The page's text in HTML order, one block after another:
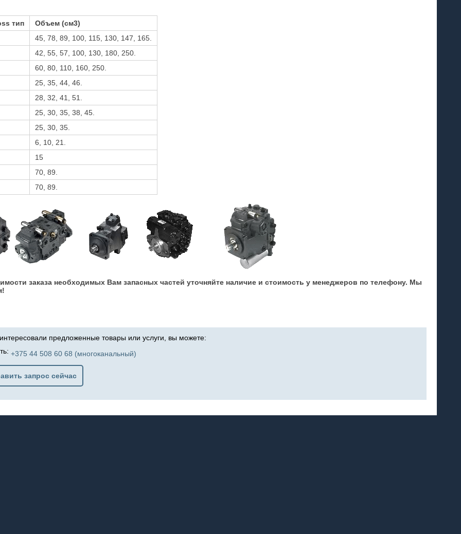
тип
Объем (см3)
45, 78, 89, 100, 115, 130, 147, 165.
42, 55, 57, 100, 130, 180, 250.
60, 80, 110, 160, 250.
25, 35, 44, 46.
28, 32, 41, 51.
25, 30, 35, 38, 45.
25, 30, 35.
6, 10, 21.
15
70, 89.
70, 89.
заказа необходимых Вам запасных частей уточняйте наличие и стоимость у менеджеров по телефону. Мы
предложенные товары или услуги, вы можете:
+375 44 508 60 68 (многоканальный)
запрос сейчас